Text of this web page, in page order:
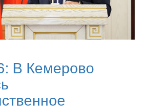
В Кемерово